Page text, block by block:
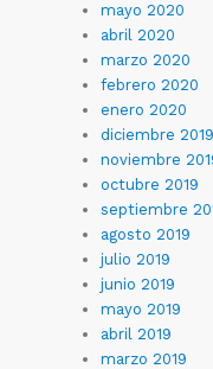
mayo 2020
abril 2020
marzo 2020
febrero 2020
enero 2020
diciembre 2019
noviembre
octubre 2019
septiembre
agosto 2019
julio 2019
junio 2019
mayo 2019
abril 2019
marzo 2019